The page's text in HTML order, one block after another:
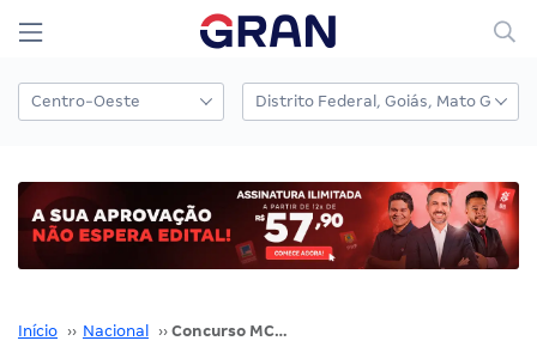
Início ›› Nacional ›› Concurso MCTI: mais prazo para inscrição! 459 vagas!